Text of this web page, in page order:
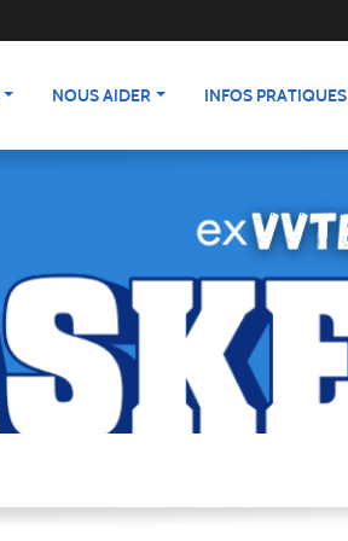
NOUS AIDER INFOS PRATIQUES